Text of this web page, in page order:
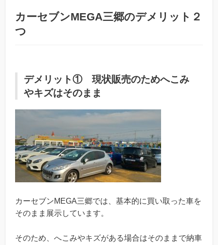
カーセブンMEGA三郷のデメリット２
つ
デメリット① 現状販売のためへこみ
やキズはそのまま
カーセブンMEGA三郷では、基本的に買い取った車を
そのまま展示しています。
そのため、へこみやキズがある場合はそのままで納車